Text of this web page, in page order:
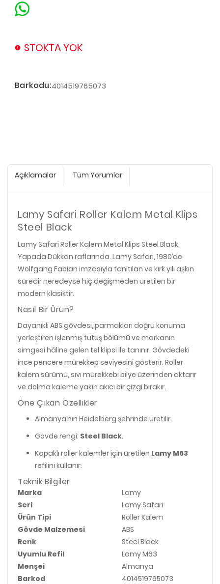
STOKTA YOK
Barkodu:4014519765073
Açıklamalar Tüm Yorumlar
Lamy Safari Roller Kalem Metal Klips
Steel Black
Lamy Safari Roller Kalem Metal Klips Steel Black,
Yapada Dükkan raflarında. Lamy Safari, 1980’de
Wolfgang Fabian imzasıyla tanıtılan ve kırk yılı aşkın
süredir neredeyse hiç değişmeden üretilen bir
modern klasiktir.
Nasıl Bir Ürün?
Dayanıklı ABS gövdesi, parmakları doğru konuma
yerleştiren işlenmiş tutuş bölümü ve markanın
simgesi hâline gelen tel klipsi ile tanınır. Gövdedeki
ince pencere mürekkep seviyesini gösterir. Roller
kalem sürümü, sıvı mürekkebi bilye üzerinden aktarır
ve dolma kaleme yakın akıcı bir çizgi bırakır.
Öne Çıkan Özellikler
Almanya’nın Heidelberg şehrinde üretilir.
Gövde rengi: Steel Black.
Kapaklı roller kalemler için üretilen Lamy M63
refilini kullanır.
Teknik Bilgiler
Marka
Lamy
Seri
Lamy Safari
Ürün Tipi
Roller Kalem
Gövde Malzemesi
ABS
Renk
Steel Black
Uyumlu Refil
Lamy M63
Menşei
Almanya
Barkod
4014519765073